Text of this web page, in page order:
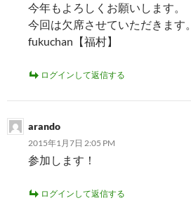
今年もよろしくお願いします。
今回は欠席させていただきます。
fukuchan【福村】
ログインして返信する
arando
2015年1月7日 2:05 PM
参加します！
ログインして返信する